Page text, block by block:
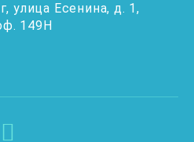
улица Есенина, д. 1,
149Н